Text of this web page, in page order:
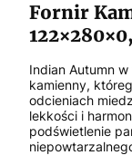
Fornir
Indian Autumn
kamienny,
odcieniach
lekkości i
podświetlenie